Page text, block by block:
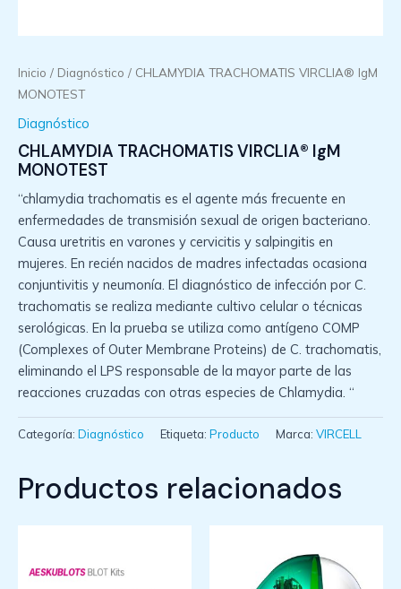
Inicio / Diagnóstico / CHLAMYDIA TRACHOMATIS VIRCLIA® IgM
MONOTEST
Diagnóstico
CHLAMYDIA TRACHOMATIS VIRCLIA® IgM
MONOTEST
“chlamydia trachomatis es el agente más frecuente en
enfermedades de transmisión sexual de origen bacteriano.
Causa uretritis en varones y cervicitis y salpingitis en
mujeres. En recién nacidos de madres infectadas ocasiona
conjuntivitis y neumonía. El diagnóstico de infección por C.
trachomatis se realiza mediante cultivo celular o técnicas
serológicas. En la prueba se utiliza como antígeno COMP
(Complexes of Outer Membrane Proteins) de C. trachomatis,
eliminando el LPS responsable de la mayor parte de las
reacciones cruzadas con otras especies de Chlamydia. “
Categoría: Diagnóstico Etiqueta: Producto Marca: VIRCELL
Productos relacionados